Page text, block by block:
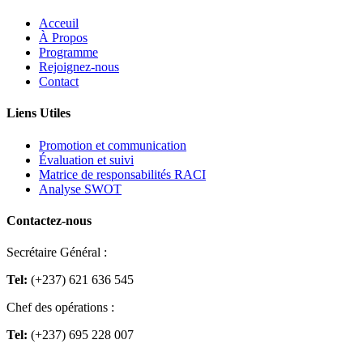
Acceuil
À Propos
Programme
Rejoignez-nous
Contact
Liens Utiles
Promotion et communication
Évaluation et suivi
Matrice de responsabilités RACI
Analyse SWOT
Contactez-nous
Secrétaire Général :
Tel: (+237) 621 636 545
Chef des opérations :
Tel: (+237) 695 228 007